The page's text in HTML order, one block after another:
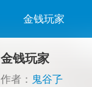
金钱玩家
金钱玩家
作者： 鬼谷孒